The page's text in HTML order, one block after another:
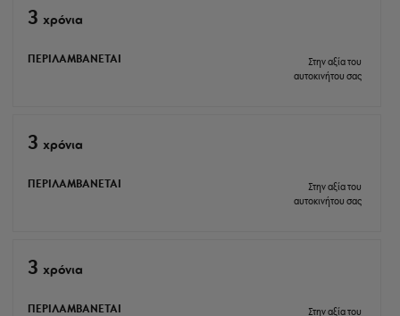
3 xρόνια
ΠΕΡΙΛΑΜΒΑΝΕΤΑΙ
Στην αξία του
αυτοκινήτου σας
3 xρόνια
ΠΕΡΙΛΑΜΒΑΝΕΤΑΙ
Στην αξία του
αυτοκινήτου σας
3 xρόνια
ΠΕΡΙΛΑΜΒΑΝΕΤΑΙ
Στην αξία του